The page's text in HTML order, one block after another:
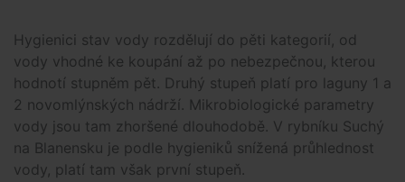
Hygienici stav vody rozdělují do pěti kategorií, od
vody vhodné ke koupání až po nebezpečnou, kterou
hodnotí stupněm pět. Druhý stupeň platí pro laguny 1 a
2 novomlýnských nádrží. Mikrobiologické parametry
vody jsou tam zhoršené dlouhodobě. V rybníku Suchý
na Blanensku je podle hygieniků snížená průhlednost
vody, platí tam však první stupeň.